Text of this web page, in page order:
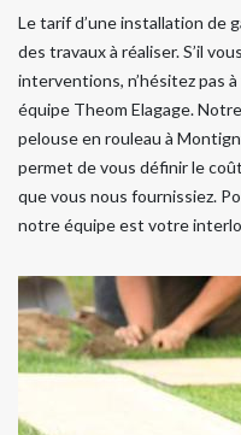
Le tarif d’une installation de
des travaux à réaliser. S’il
interventions, n’hésitez pas
équipe Theom Elagage.
pelouse en rouleau à
permet de vous définir le
que vous nous fournissiez.
notre équipe est votre